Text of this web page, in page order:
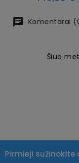
Komentarai
Šiuo
Pirmieji